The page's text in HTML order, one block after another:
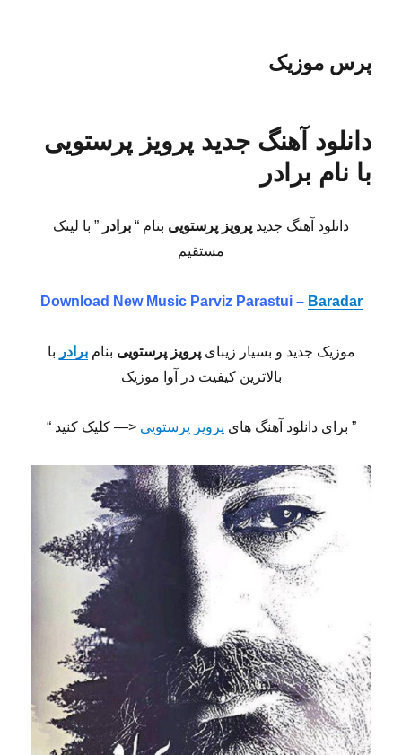
پرس موزیک
دانلود آهنگ جدید پرویز پرستویی
با نام برادر
دانلود آهنگ جدید پرویز پرستویی بنام “ برادر ” با لینک
مستقیم
Download New MusicParviz Parastui – Baradar
موزیک جدید و بسیار زیبایپرویز پرستویی بنام برادر با
بالاترین کیفیت در آوا موزیک
” برای دانلود آهنگ های پرویز پرستویی <— کلیک کنید “